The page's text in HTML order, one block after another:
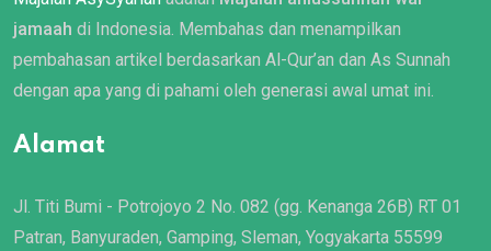
jamaah di Indonesia. Membahas dan menampilkan
pembahasan artikel berdasarkan Al-Qur’an dan As Sunnah
dengan apa yang di pahami oleh generasi awal umat ini.
Alamat
Jl. Titi Bumi - Potrojoyo 2 No. 082 (gg. Kenanga 26B) RT 01
Patran, Banyuraden, Gamping, Sleman, Yogyakarta 55599